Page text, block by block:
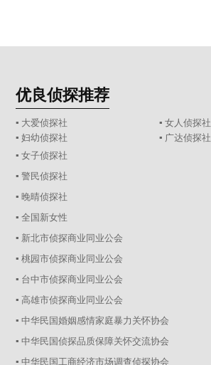
优良侦探推荐
▪ 大爱侦探社
▪ 女人侦探社
▪ 妇幼侦探社
▪ 广达侦探社
▪ 女子侦探社
▪ 警民侦探社
▪ 晚晴侦探社
▪ 全国新女性
▪ 新北市侦探商业同业公会
▪ 桃园市侦探商业同业公会
▪ 台中市侦探商业同业公会
▪ 高雄市侦探商业同业公会
▪ 中华民国婚姻感情家庭暴力关怀协会
▪ 中华民国侦探品质保障关怀交流协会
▪ 中华民国工商经济市场调查侦探协会